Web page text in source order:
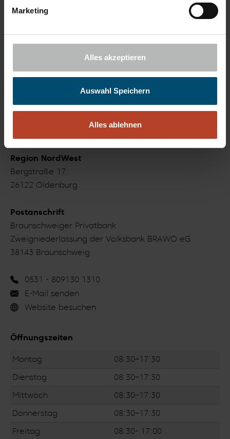
Marketing
Alles akzeptieren
Auswahl Speichern
Alles ablehnen
Willy-Brandt-Platz 19
38102 Braunschweig
Niederlassung Köln
Region NordWest
Bergstraße 17
26122 Oldenburg
Postanschrift
Braunschweiger Privatbank
Zweigniederlassung der Volksbank BRAWO eG
38143 Braunschweig
0531 - 809130 1310
E-Mail senden
Website besuchen
Öffnungszeiten
Montag
08:30–17:30
Dienstag
08:30–17:30
Mittwoch
08:30–17:30
Donnerstag
08:30–17:30
Freitag
08:30- 17:00